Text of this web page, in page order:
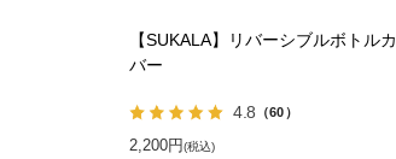
【SUKALA】リバーシブルボトルカ
バー
4.8 （60）
2,200円(税込)